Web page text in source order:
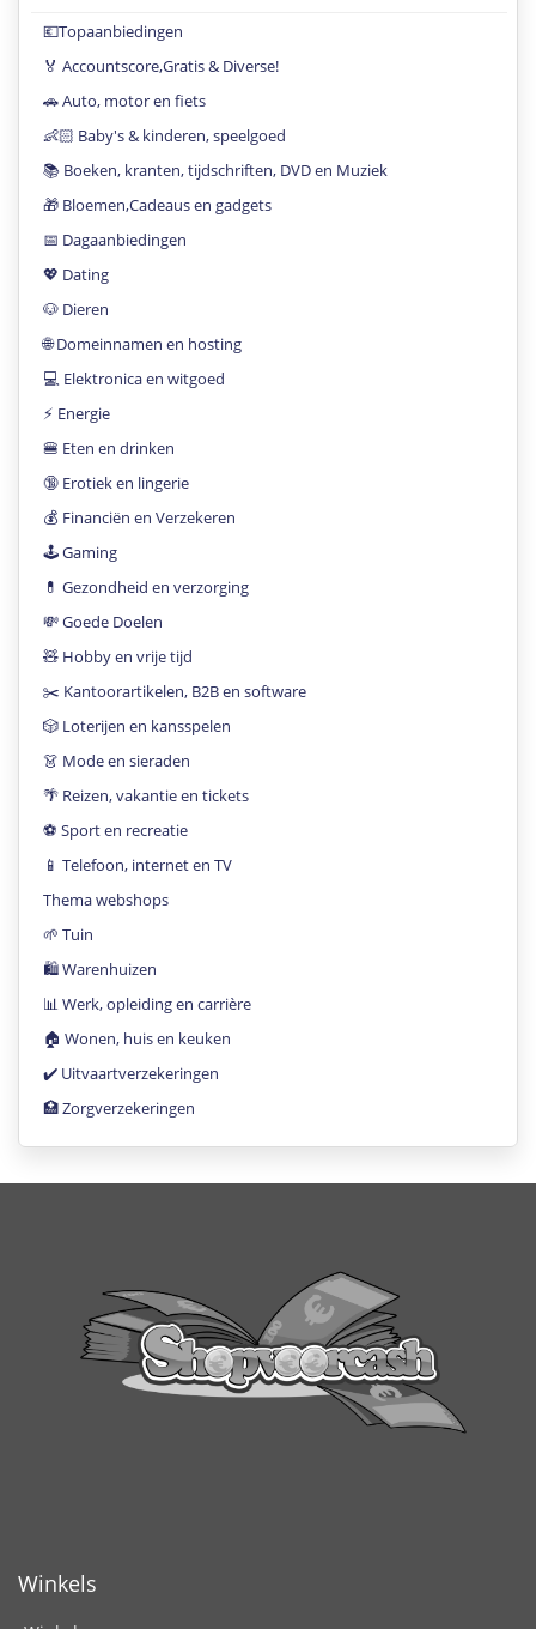
💶Topaanbiedingen
🏅 Accountscore,Gratis & Diverse!
🚗 Auto, motor en fiets
👶🏻 Baby's & kinderen, speelgoed
📚 Boeken, kranten, tijdschriften, DVD en Muziek
🎁 Bloemen,Cadeaus en gadgets
📅 Dagaanbiedingen
💖 Dating
🐶 Dieren
🌐 Domeinnamen en hosting
💻 Elektronica en witgoed
⚡️ Energie
🍔 Eten en drinken
🔞 Erotiek en lingerie
💰 Financiën en Verzekeren
🕹 Gaming
💊 Gezondheid en verzorging
💸 Goede Doelen
🧸 Hobby en vrije tijd
✂️ Kantoorartikelen, B2B en software
🎲 Loterijen en kansspelen
👗 Mode en sieraden
🌴 Reizen, vakantie en tickets
⚽️ Sport en recreatie
📱 Telefoon, internet en TV
Thema webshops
🌱 Tuin
🛍 Warenhuizen
📊 Werk, opleiding en carrière
🏠 Wonen, huis en keuken
✔️ Uitvaartverzekeringen
🏥 Zorgverzekeringen
Winkels